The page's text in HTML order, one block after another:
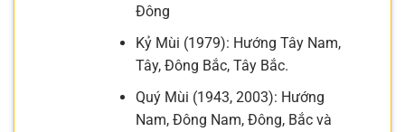
Đông
Kỷ Mùi (1979): Hướng Tây Nam,
Tây, Đông Bắc, Tây Bắc.
Quý Mùi (1943, 2003): Hướng
Nam, Đông Nam, Đông, Bắc và